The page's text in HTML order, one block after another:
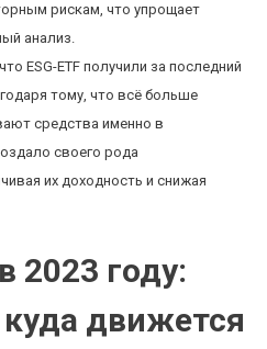
рискам, что упрощает
анализ.
ESG-ETF получили за последний
тому, что всё больше
средства именно в
своего рода
их доходность и снижая
2023 году:
движется